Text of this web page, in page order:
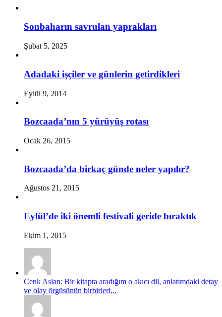
Sonbaharın savrulan yaprakları
Şubat 5, 2025
Adadaki işçiler ve günlerin getirdikleri
Eylül 9, 2014
Bozcaada’nın 5 yürüyüş rotası
Ocak 26, 2015
Bozcaada’da birkaç günde neler yapılır?
Ağustos 21, 2015
Eylül’de iki önemli festivali geride bıraktık
Ekim 1, 2015
Cenk Aslan: Bir kitapta aradığım o akıcı dil, anlatımdaki detay
ve olay örgüsünün birbirleri...